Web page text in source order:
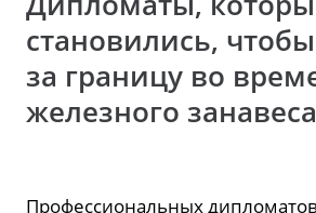
становились,
за границу во
железного занавеса
Профессиональных